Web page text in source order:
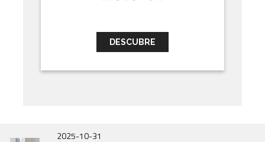
DESCUBRE
2026-07-01
2026-06-30
2025-10-31